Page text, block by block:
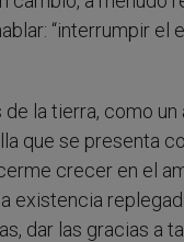
“interrumpir el
la tierra, como
que se presenta
crecer en el
existencia
dar las gracias a